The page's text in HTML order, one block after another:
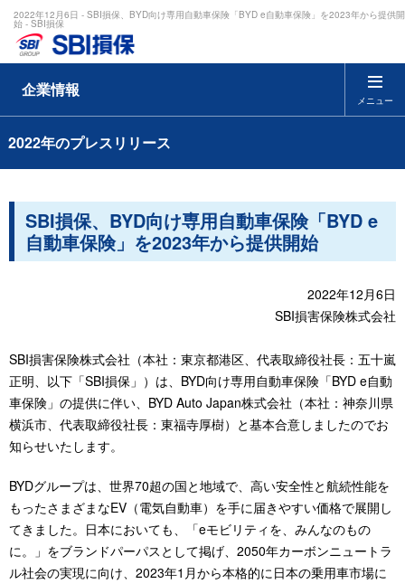
2022年12月6日 - SBI損保、BYD向け専用自動車保険「BYD e自動車保険」を2023年から提供開
始 - SBI損保
メニュー
企業情報
2022年のプレスリリース
SBI損保、BYD向け専用自動車保険「BYD e
自動車保険」を2023年から提供開始
2022年12月6日
SBI損害保険株式会社
SBI損害保険株式会社（本社：東京都港区、代表取締役社長：五十嵐
正明、以下「SBI損保」）は、BYD向け専用自動車保険「BYD e自動
車保険」の提供に伴い、BYD Auto Japan株式会社（本社：神奈川県
横浜市、代表取締役社長：東福寺厚樹）と基本合意しましたのでお
知らせいたします。
BYDグループは、世界70超の国と地域で、高い安全性と航続性能を
もったさまざまなEV（電気自動車）を手に届きやすい価格で展開し
てきました。日本においても、「eモビリティを、みんなのもの
に。」をブランドパーパスとして掲げ、2050年カーボンニュートラ
ル社会の実現に向け、2023年1月から本格的に日本の乗用車市場に